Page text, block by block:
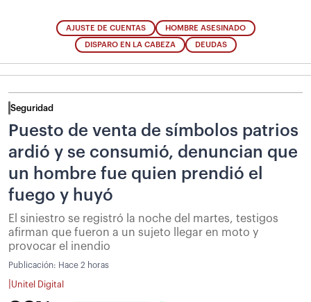
AJUSTE DE CUENTAS HOMBRE ASESINADO
DISPARO EN LA CABEZA DEUDAS
Seguridad
Puesto de venta de símbolos patrios
ardió y se consumió, denuncian que
un hombre fue quien prendió el
fuego y huyó
El siniestro se registró la noche del martes, testigos
afirman que fueron a un sujeto llegar en moto y
provocar el inendio
Publicación: Hace 2 horas
Unitel Digital